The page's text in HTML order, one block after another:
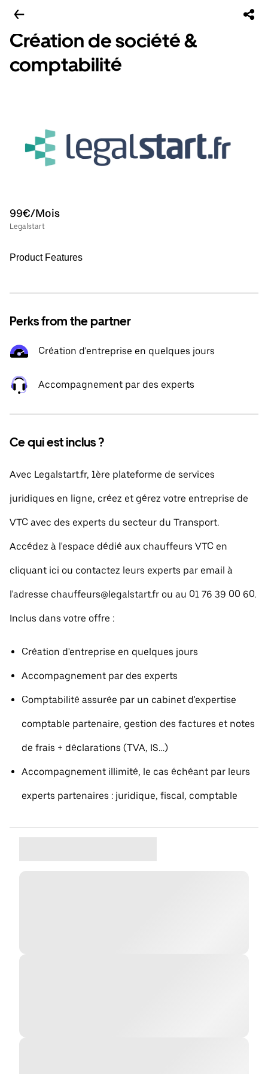
Création de société &
comptabilité
99€/Mois
Legalstart
Product Features
Perks from the partner
Création d'entreprise en quelques jours
Accompagnement par des experts
Ce qui est inclus ?
Avec Legalstart.fr, 1ère plateforme de services
juridiques en ligne, créez et gérez votre entreprise de
VTC avec des experts du secteur du Transport.
Accédez à l'espace dédié aux chauffeurs VTC en
cliquant ici ou contactez leurs experts par email à
l'adresse chauffeurs@legalstart.fr ou au 01 76 39 00 60.
Inclus dans votre offre :
Création d'entreprise en quelques jours
Accompagnement par des experts
Comptabilité assurée par un cabinet d'expertise
comptable partenaire, gestion des factures et notes
de frais + déclarations (TVA, IS…)
Accompagnement illimité, le cas échéant par leurs
experts partenaires : juridique, fiscal, comptable